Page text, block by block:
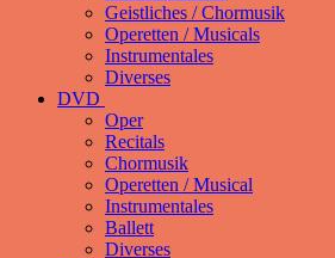
Geistliches / Chormusik
Operetten / Musicals
Instrumentales
Diverses
DVD
Oper
Recitals
Chormusik
Operetten / Musical
Instrumentales
Ballett
Diverses